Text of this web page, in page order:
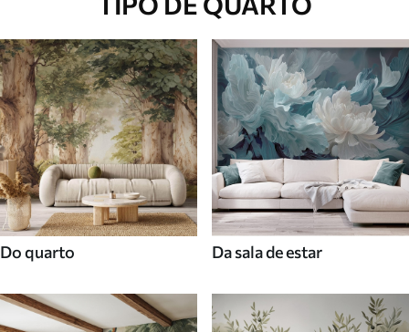
Do quarto Da sala de estar